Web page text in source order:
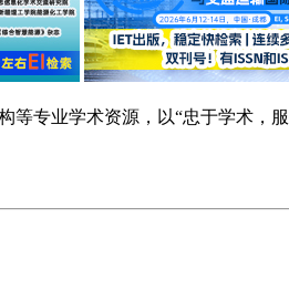
专业学术资源，以“忠于学术